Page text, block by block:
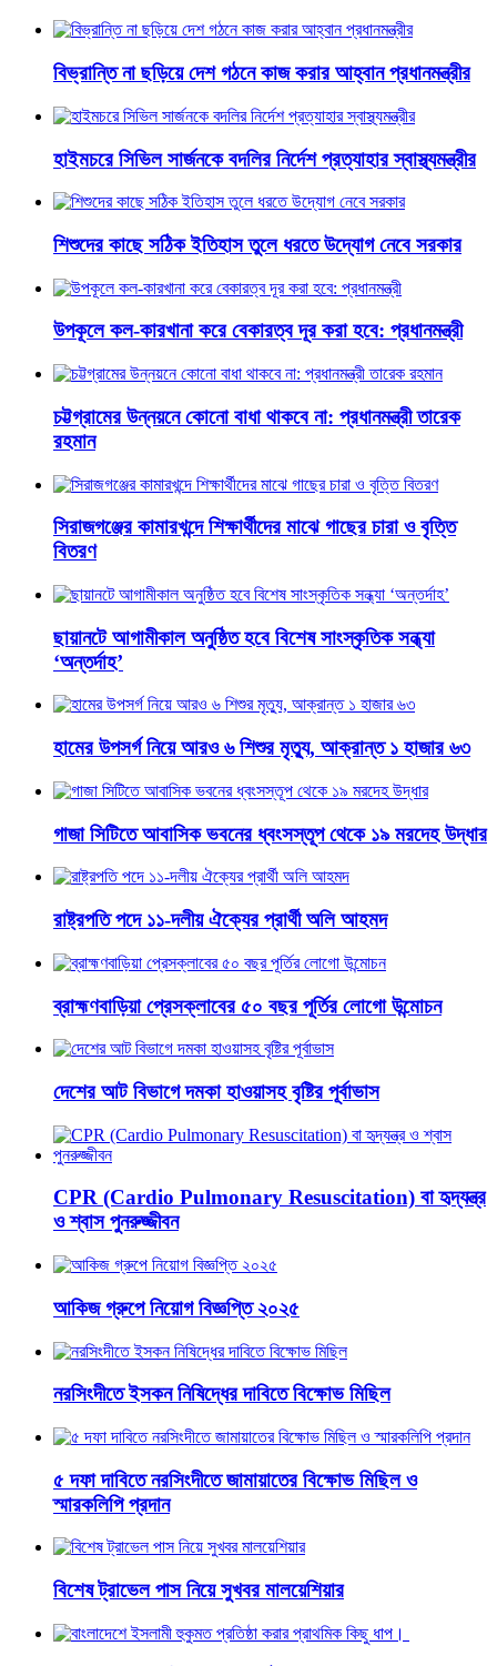
বিভ্রান্তি না ছড়িয়ে দেশ গঠনে কাজ করার আহ্বান প্রধানমন্ত্রীর
হাইমচরে সিভিল সার্জনকে বদলির নির্দেশ প্রত্যাহার স্বাস্থ্যমন্ত্রীর
শিশুদের কাছে সঠিক ইতিহাস তুলে ধরতে উদ্যোগ নেবে সরকার
উপকূলে কল-কারখানা করে বেকারত্ব দূর করা হবে: প্রধানমন্ত্রী
চট্টগ্রামের উন্নয়নে কোনো বাধা থাকবে না: প্রধানমন্ত্রী তারেক
রহমান
সিরাজগঞ্জের কামারখন্দে শিক্ষার্থীদের মাঝে গাছের চারা ও বৃত্তি
বিতরণ
ছায়ানটে আগামীকাল অনুষ্ঠিত হবে বিশেষ সাংস্কৃতিক সন্ধ্যা
‘অন্তর্দাহ’
হামের উপসর্গ নিয়ে আরও ৬ শিশুর মৃত্যু, আক্রান্ত ১ হাজার ৬৩
গাজা সিটিতে আবাসিক ভবনের ধ্বংসস্তূপ থেকে ১৯ মরদেহ উদ্ধার
রাষ্ট্রপতি পদে ১১-দলীয় ঐক্যের প্রার্থী অলি আহমদ
ব্রাহ্মণবাড়িয়া প্রেসক্লাবের ৫০ বছর পূর্তির লোগো উন্মোচন
দেশের আট বিভাগে দমকা হাওয়াসহ বৃষ্টির পূর্বাভাস
CPR (Cardio Pulmonary Resuscitation) বা হৃদ্‌যন্ত্র
ও শ্বাস পুনরুজ্জীবন
আকিজ গ্রুপে নিয়োগ বিজ্ঞপ্তি ২০২৫
নরসিংদীতে ইসকন নিষিদ্ধের দাবিতে বিক্ষোভ মিছিল
৫ দফা দাবিতে নরসিংদীতে জামায়াতের বিক্ষোভ মিছিল ও
স্মারকলিপি প্রদান
বিশেষ ট্রাভেল পাস নিয়ে সুখবর মালয়েশিয়ার